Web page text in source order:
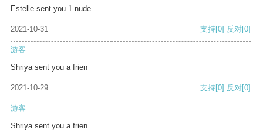
Estelle sent you 1 nude
2021-10-31 支持[0] 反对[0]
游客
Shriya sent you a frien
2021-10-29 支持[0] 反对[0]
游客
Shriya sent you a frien